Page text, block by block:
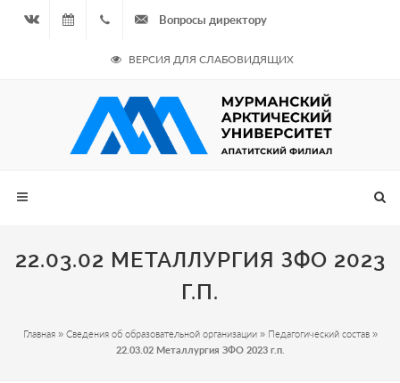
06.08.2026
- Чётная
неделя
964
687
Вопросы директору
ВЕРСИЯ ДЛЯ СЛАБОВИДЯЩИХ
22.03.02 МЕТАЛЛУРГИЯ ЗФО 2023
Г.П.
Главная» Сведения об образовательной организации» Педагогический состав»
22.03.02 Металлургия ЗФО 2023 г.п.